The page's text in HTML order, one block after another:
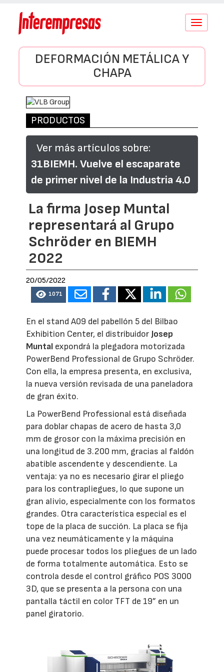
Conmutar
DEFORMACIÓN METÁLICA Y
CHAPA
PRODUCTOS
Ver más artículos sobre:
31BIEMH. Vuelve el escaparate
de primer nivel de la Industria 4.0
La firma Josep Muntal
representará al Grupo
Schröder en BIEMH
2022
20/05/2022
1071
En el stand A09 del pabellón 5 del Bilbao
Exhibition Center, el distribuidorJosep
Muntal expondrá la plegadora motorizada
PowerBend Professional de Grupo Schröder.
Con ella, la empresa presenta, en exclusiva,
la nueva versión revisada de una paneladora
de gran éxito.
La PowerBend Professional está diseñada
para doblar chapas de acero de hasta 3,0
mm de grosor con la máxima precisión en
una longitud de 3.200 mm, gracias al faldón
abatible ascendente y descendiente. La
ventaja: ya no es necesario girar el pliego
para los contrapliegues, lo que supone un
gran alivio, especialmente con los formatos
grandes. Otra característica especial es el
tope de la placa de succión. La placa se fija
una vez neumáticamente y la máquina
puede procesar todos los pliegues de un lado
de forma totalmente automática. Esto se
controla desde el control gráfico POS 3000
3D, que se presenta a la persona con una
pantalla táctil en color TFT de 19” en un
panel giratorio.